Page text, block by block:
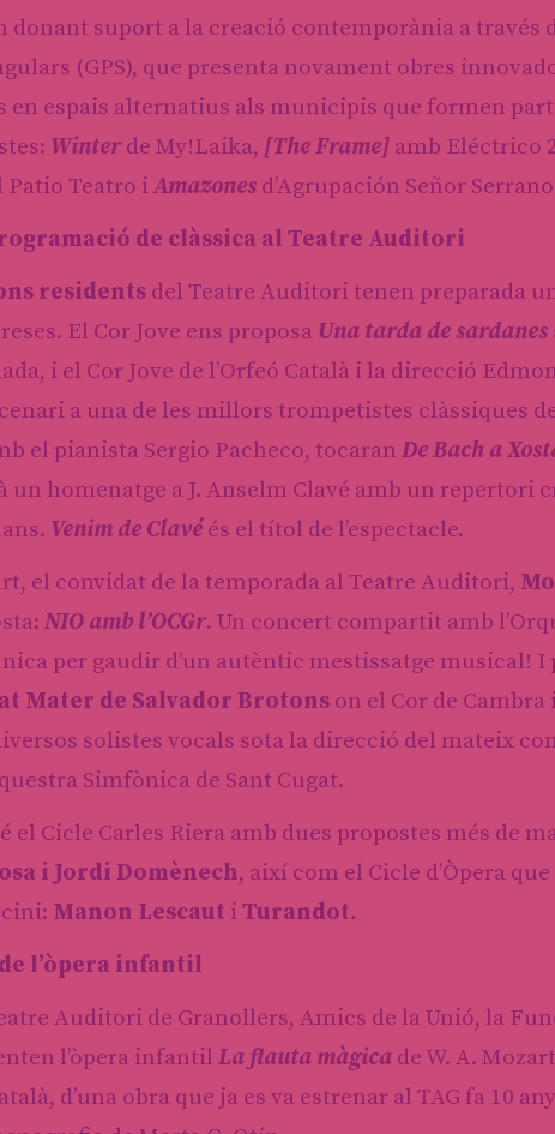
donant suport a la creació contemporània a través
(GPS), que presenta novament obres
en espais alternatius als municipis que formen
Winterde My!Laika, [The Frame] amb Eléctrico
Patio Teatro iAmazones d’Agrupación Señor
de clàssica al Teatre Auditori
residents del Teatre Auditori tenen preparada
El Cor Jove ens proposa Una tarda de sardanes
i el Cor Jove de l’Orfeó Català i la direcció
a una de les millors trompetistes clàssiques
el pianista Sergio Pacheco, tocaran De Bach a
un homenatge a J. Anselm Clavé amb un
Venim de Clavé és el títol de l’espectacle.
el convidat de la temporada al Teatre Auditori,
NIO amb l’OCGr. Un concert compartit amb
per gaudir d’un autèntic mestissatge musical! I
Mater de Salvador Brotons on el Cor de Cambra
solistes vocals sota la direcció del mateix
Simfònica de Sant Cugat.
el Cicle Carles Riera amb dues propostes més de
i Jordi Domènech, així com el Cicle d’Òpera
Manon Lescaut iTurandot.
l’òpera infantil
Auditori de Granollers, Amics de la Unió, la
l’òpera infantil La flauta màgica de W. A.
d’una obra que ja es va estrenar al TAG fa 10